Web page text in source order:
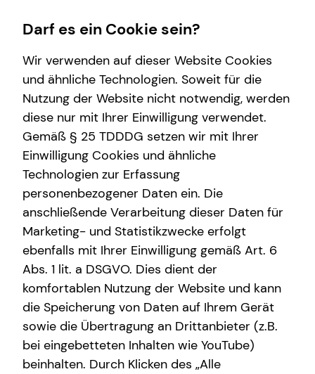
Finanzberatung
Videoberatung
Spezialisten-Netzwerk
Altersvorsorge
Sach- und Vermögenssicherung
Wissenswertes
Interview
Über tecis
Service
Kundenportal
Schadenabwicklung
Karriere-Infos
Karrierechancen
Initiativbewerbung
Dai-Tri Nguyen
Darf es ein Cookie sein?
Wir verwenden auf dieser Website Cookies
und ähnliche Technologien. Soweit für die
Nutzung der Website nicht notwendig, werden
diese nur mit Ihrer Einwilligung verwendet.
Gemäß § 25 TDDDG setzen wir mit Ihrer
Einwilligung Cookies und ähnliche
Technologien zur Erfassung
personenbezogener Daten ein. Die
anschließende Verarbeitung dieser Daten für
Marketing- und Statistikzwecke erfolgt
ebenfalls mit Ihrer Einwilligung gemäß Art. 6
Abs. 1 lit. a DSGVO. Dies dient der
komfortablen Nutzung der Website und kann
die Speicherung von Daten auf Ihrem Gerät
sowie die Übertragung an Drittanbieter (z.B.
bei eingebetteten Inhalten wie YouTube)
beinhalten. Durch Klicken des „Alle